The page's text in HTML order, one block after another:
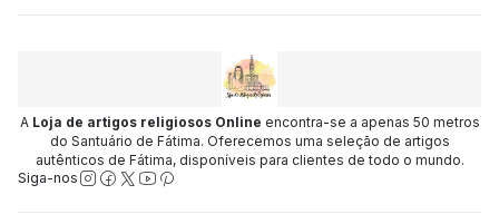
A Loja de artigos religiosos Online encontra-se a apenas 50 metros
do Santuário de Fátima. Oferecemos uma seleção de artigos
autênticos de Fátima, disponíveis para clientes de todo o mundo.
Siga-nos